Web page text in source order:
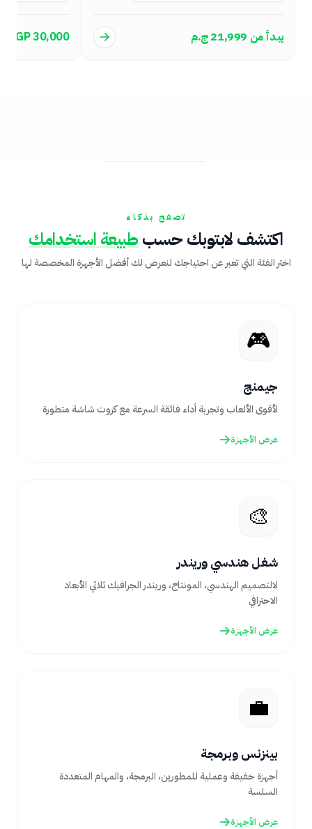
EGP 30,000
EGP 64,999
تصفح بذكاء
اكتشف لابتوبك حسبطبيعة استخدامك
اختر الفئة التي تعبر عن احتياجك لنعرض لك أفضل الأجهزة المخصصة لها
🎮
جيمنج
لأقوى الألعاب وتجربة أداء فائقة السرعة مع كروت شاشة متطورة
عرض الأجهزة
🎨
شغل هندسي وريندر
لالتصميم الهندسي، المونتاج، وريندر الجرافيك ثلاثي الأبعاد
الاحترافي
عرض الأجهزة
💼
بينزنس وبرمجة
أجهزة خفيفة وعملية للمطورين، البرمجة، والمهام المتعددة
السلسة
عرض الأجهزة